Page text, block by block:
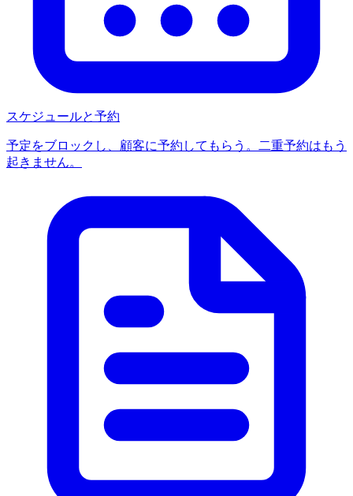
スケジュールと予約
予定をブロックし、顧客に予約してもらう。二重予約はもう
起きません。